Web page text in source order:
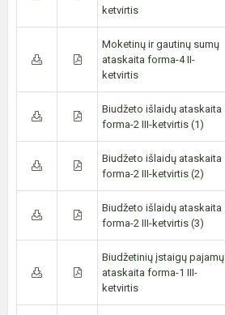
ketvirtis
Moketinų ir gautinų sumų
ataskaita forma-4 II-
ketvirtis
Biudžeto išlaidų ataskaita
forma-2 III-ketvirtis (1)
Biudžeto išlaidų ataskaita
forma-2 III-ketvirtis (2)
Biudžeto išlaidų ataskaita
forma-2 III-ketvirtis (3)
Biudžetinių įstaigų pajamų
ataskaita forma-1 III-
ketvirtis